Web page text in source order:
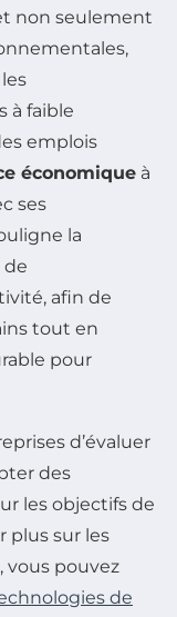
non seulement
à faible
emplois
économique à
ses
la
de
afin de
tout en
pour
d’évaluer
des
les objectifs de
plus sur les
vous pouvez
de